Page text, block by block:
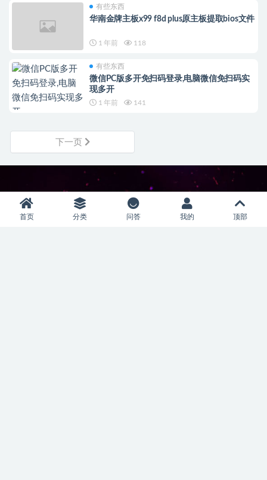
有些东西
华南金牌主板x99 f8d plus原主板提取bios文件
1 年前 118
有些东西
微信PC版多开免扫码登录,电脑微信免扫码实
现多开
1 年前 141
下一页
首页 分类 问答 我的 顶部